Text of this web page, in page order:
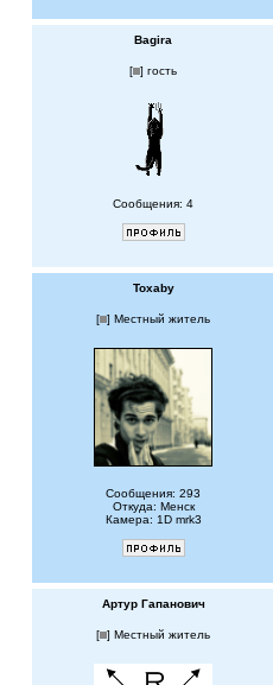
Bagira
[ ] гость
Сообщения: 4
Toxaby
[ ] Местный житель
Сообщения: 293
Откуда: Менск
Камера: 1D mrk3
Артур Гапанович
[ ] Местный житель